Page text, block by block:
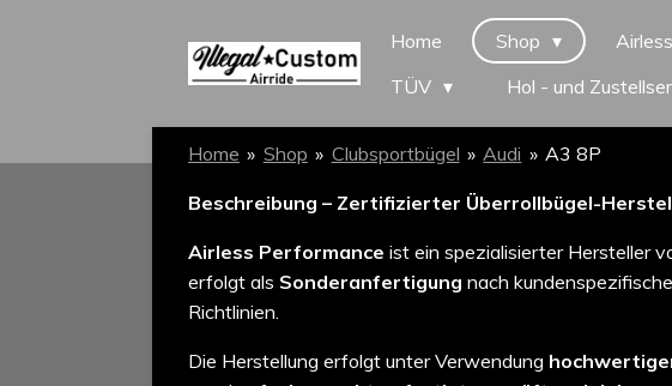
Home Shop
TÜV
Hol - und
Home » Shop » Clubsportbügel » Audi » A3 8P
Beschreibung – Zertifizierter Überrollbügel-
Airless Performance ist ein spezialisierter Hersteller
erfolgt als Sonderanfertigung nach
Richtlinien.
Die Herstellung erfolgt unter Verwendung